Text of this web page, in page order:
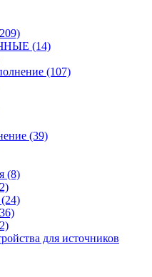
(14)
(107)
(39)
(8)
(24)
для источников